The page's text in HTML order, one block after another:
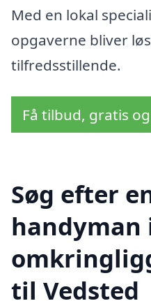
Med en lokal
opgaverne bliver
tilfredsstillende.
Få tilbud, gratis
Søg efter
handyman
til Vedsted